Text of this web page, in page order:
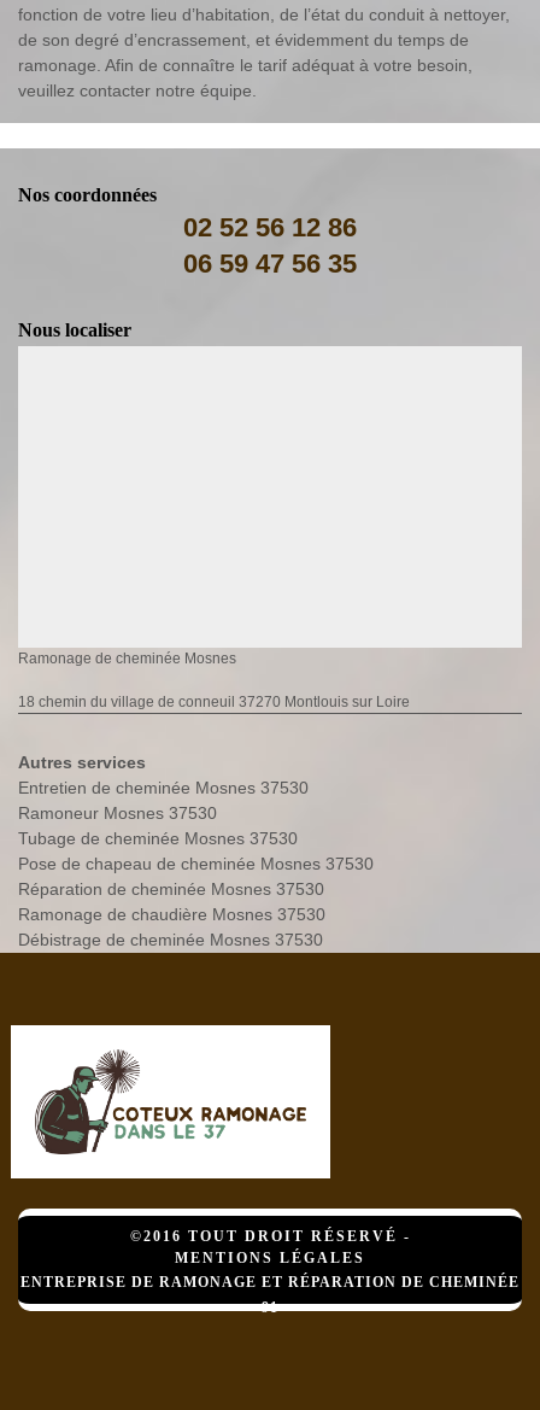
fonction de votre lieu d’habitation, de l’état du conduit à nettoyer,
de son degré d’encrassement, et évidemment du temps de
ramonage. Afin de connaître le tarif adéquat à votre besoin,
veuillez contacter notre équipe.
Nos coordonnées
02 52 56 12 86
06 59 47 56 35
Nous localiser
Ramonage de cheminée Mosnes
18 chemin du village de conneuil 37270 Montlouis sur Loire
Autres services
Entretien de cheminée Mosnes 37530
Ramoneur Mosnes 37530
Tubage de cheminée Mosnes 37530
Pose de chapeau de cheminée Mosnes 37530
Réparation de cheminée Mosnes 37530
Ramonage de chaudière Mosnes 37530
Débistrage de cheminée Mosnes 37530
©2016 TOUT DROIT RÉSERVÉ -
MENTIONS LÉGALES
ENTREPRISE DE RAMONAGE ET RÉPARATION DE CHEMINÉE
91